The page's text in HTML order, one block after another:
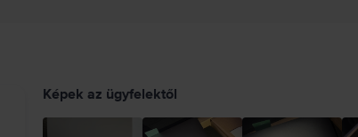
Képek az ügyfelektől